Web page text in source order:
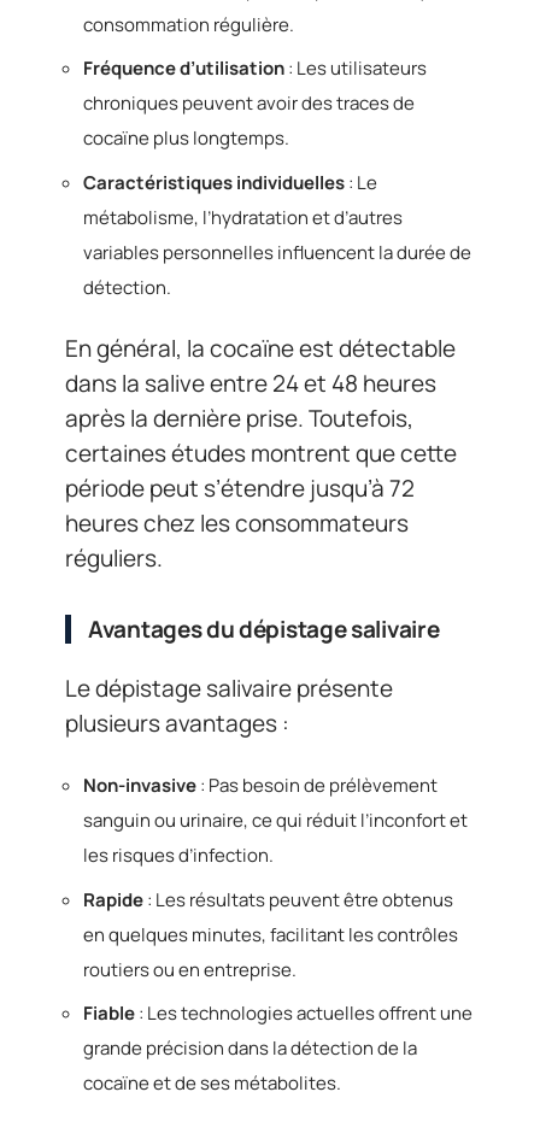
consommation régulière.
Fréquence d’utilisation: Les utilisateurs
chroniques peuvent avoir des traces de
cocaïne plus longtemps.
Caractéristiques individuelles: Le
métabolisme, l’hydratation et d’autres
variables personnelles influencent la durée de
détection.
En général, la cocaïne est détectable
dans la salive entre 24 et 48 heures
après la dernière prise. Toutefois,
certaines études montrent que cette
période peut s’étendre jusqu’à 72
heures chez les consommateurs
réguliers.
Avantages du dépistage salivaire
Le dépistage salivaire présente
plusieurs avantages :
Non-invasive: Pas besoin de prélèvement
sanguin ou urinaire, ce qui réduit l’inconfort et
les risques d’infection.
Rapide: Les résultats peuvent être obtenus
en quelques minutes, facilitant les contrôles
routiers ou en entreprise.
Fiable: Les technologies actuelles offrent une
grande précision dans la détection de la
cocaïne et de ses métabolites.